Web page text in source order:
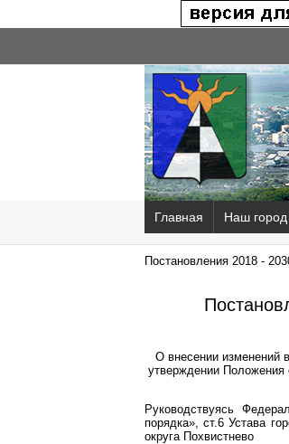
Главная Наш город
Постановления 2018 -
О внесении изменений
утверждении Положения
Руководствуясь
порядка», ст.6 Устава
округа Похвистнево